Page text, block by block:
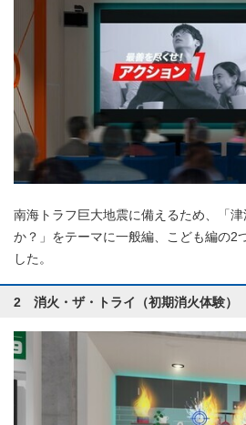
南海トラフ巨大地震に備えるため、「
か？」をテーマに一般編、こども編の2
した。
2 消火・ザ・トライ（初期消火体験）